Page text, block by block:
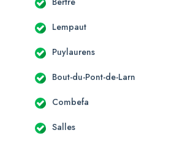
Lempaut
Puylaurens
Bout-du-Pont-de-Larn
Combefa
Salles